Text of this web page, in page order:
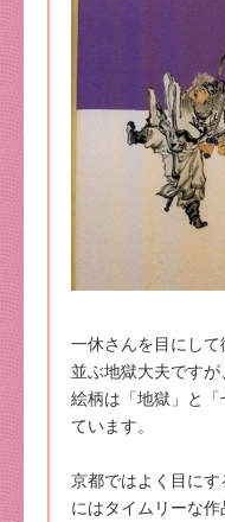
一休さんを目にし
並ぶ地獄大夫です
絵柄は「地獄」と
ています。
京都ではよく目に
にはタイムリーな作